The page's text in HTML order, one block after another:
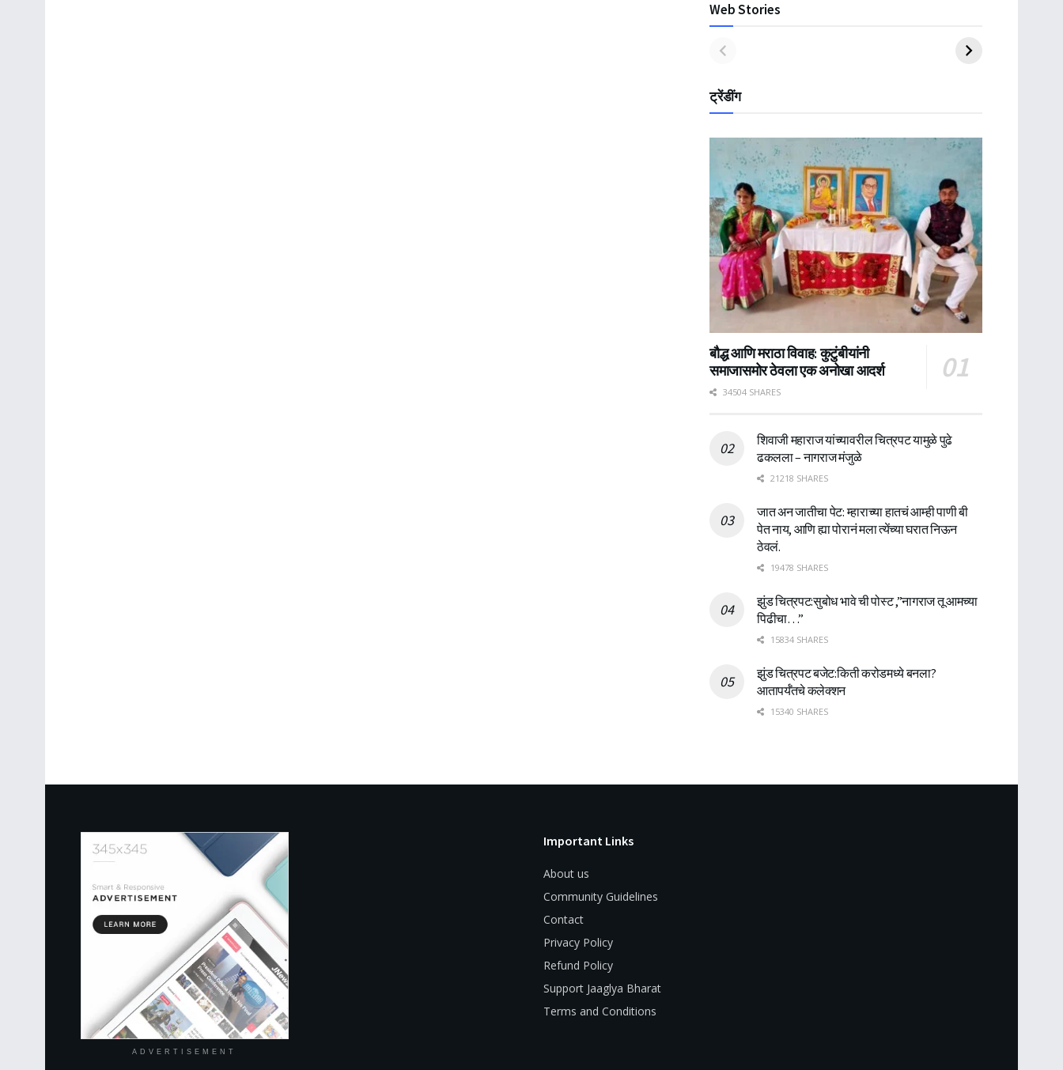
Web Stories
ट्रेंडींग
बौद्ध आणि मराठा विवाह: कुटुंबीयांनी
समाजासमोर ठेवला एक अनोखा आदर्श
34504 SHARES
शिवाजी महाराज यांच्यावरील चित्रपट यामुळे पुढे
ढकलला – नागराज मंजुळे
21218 SHARES
जात अन जातीचा पेट: म्हाराच्या हातचं आम्ही पाणी बी
पेत नाय, आणि ह्या पोरानं मला त्येंच्या घरात निऊन
ठेवलं.
19478 SHARES
झुंड चित्रपट:सुबोध भावे ची पोस्ट ,”नागराज तू आमच्या
पिढीचा…”
15834 SHARES
झुंड चित्रपट बजेट:किती करोडमध्ये बनला?
आतापर्यँतचे कलेक्शन
15340 SHARES
ADVERTISEMENT
Important Links
About us
Community Guidelines
Contact
Privacy Policy
Refund Policy
Support Jaaglya Bharat
Terms and Conditions